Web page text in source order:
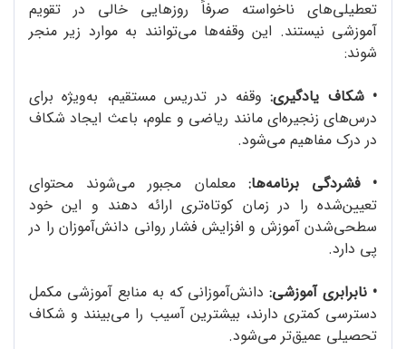
تعطیلی‌های ناخواسته صرفاً روزهایی خالی در تقویم
آموزشی نیستند. این وقفه‌ها می‌توانند به موارد زیر منجر
شوند:
• شکاف یادگیری:وقفه در تدریس مستقیم، به‌ویژه برای
درس‌های زنجیره‌ای مانند ریاضی و علوم، باعث ایجاد شکاف
در درک مفاهیم می‌شود.
• فشردگی برنامه‌ها: معلمان مجبور می‌شوند محتوای
تعیین‌شده را در زمان کوتاه‌تری ارائه دهند و این خود
سطحی‌شدن آموزش و افزایش فشار روانی دانش‌آموزان را در
پی دارد.
• نابرابری آموزشی:دانش‌آموزانی که به منابع آموزشی مکمل
دسترسی کمتری دارند، بیشترین آسیب را می‌بینند و شکاف
تحصیلی عمیق‌تر می‌شود.